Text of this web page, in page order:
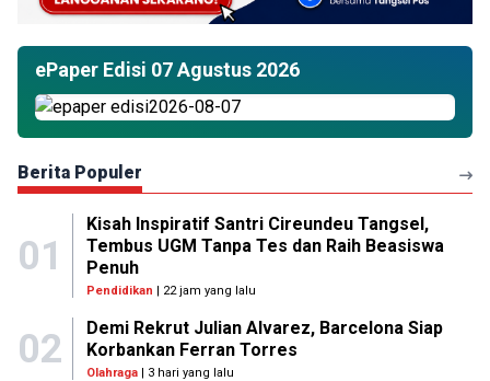
ePaper Edisi 07 Agustus 2026
Berita Populer
01
Kisah Inspiratif Santri Cireundeu Tangsel,
Tembus UGM Tanpa Tes dan Raih Beasiswa
Penuh
Pendidikan | 22 jam yang lalu
02
Demi Rekrut Julian Alvarez, Barcelona Siap
Korbankan Ferran Torres
Olahraga| 3 hari yang lalu